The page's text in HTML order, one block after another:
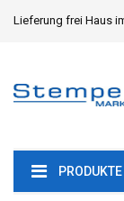
Lieferung frei Haus
PRODUKTE